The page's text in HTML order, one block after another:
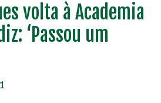
volta à Academia
‘Passou um